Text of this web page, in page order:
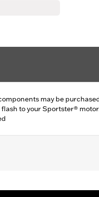
may be
to your Sportster®